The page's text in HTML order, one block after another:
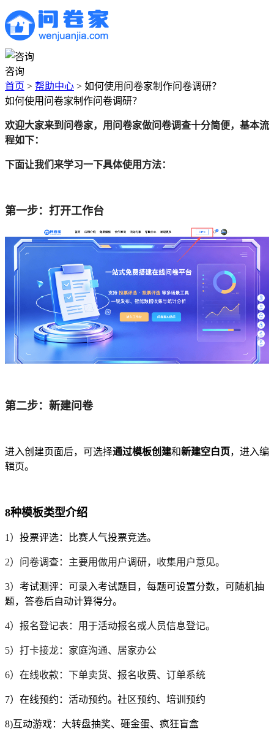
咨询
首页 > 帮助中心 > 如何使用问卷家制作问卷调研？
如何使用问卷家制作问卷调研？
欢迎大家来到问卷家，用问卷家做问卷调查十分简便，基本流
程如下：
下面让我们来学习一下具体使用方法：
第一步：打开工作台
第二步：新建问卷
进入创建页面后，可选择通过模板创建和新建空白页，进入编
辑页。
8种模板类型介绍
1） 投票评选：比赛人气投票竞选。
2）问卷调查：主要用做用户调研，收集用户意见。
3） 考试测评：可录入考试题目，每题可设置分数，可随机抽
题，答卷后自动计算得分。
4）报名登记表：用于活动报名或人员信息登记。
5）打卡接龙：家庭沟通、居家办公
6）在线收款：下单卖货、报名收费、订单系统
7）在线预约：活动预约。社区预约、培训预约
8)互动游戏：大转盘抽奖、砸金蛋、疯狂盲盒